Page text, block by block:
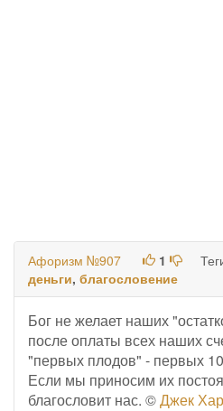
Афоризм №907 1
деньги, благословение
Бог не желает наших
после оплаты всех наших
"первых плодов" - первых
Если мы приносим их
благословит нас. ©Джек